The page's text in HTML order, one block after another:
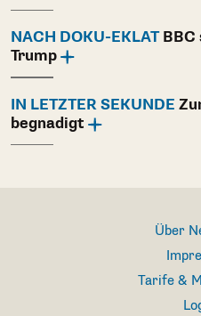
NACH DOKU-EKLATBBC
Trump
IN LETZTER SEKUNDE
begnadigt
Über
Tarife &